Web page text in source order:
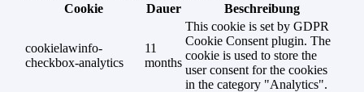
Cookie
Dauer Beschreibung
cookielawinfo-
checkbox-analytics
11
months
This cookie is set by GDPR
Cookie Consent plugin. The
cookie is used to store the
user consent for the cookies
in the category "Analytics".